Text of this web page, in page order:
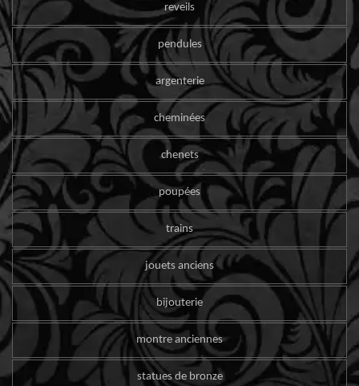
reveils
pendules
argenterie
cheminées
chenets
poupées
trains
jouets anciens
bijouterie
montre anciennes
statues de bronze